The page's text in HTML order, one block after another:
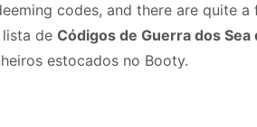
codes, and there are quite
de Códigos de Guerra dos
estocados no Booty.